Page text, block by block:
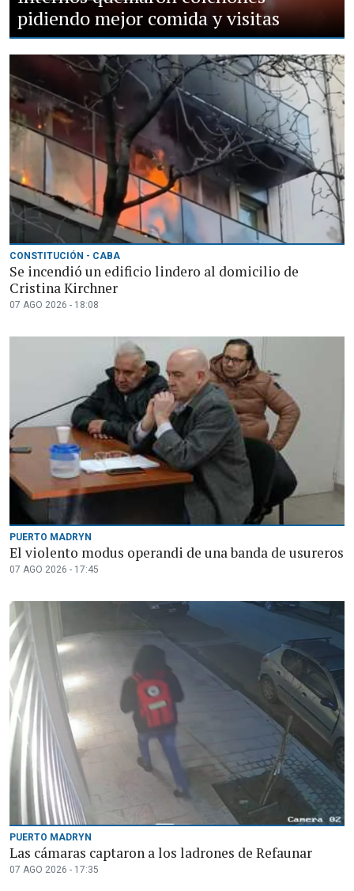
pidiendo mejor comida y visitas
CONSTITUCIÓN - CABA
Se incendió un edificio lindero al domicilio de
Cristina Kirchner
07 AGO 2026 - 18:08
PUERTO MADRYN
El violento modus operandi de una banda de usureros
07 AGO 2026 - 17:45
PUERTO MADRYN
Las cámaras captaron a los ladrones de Refaunar
07 AGO 2026 - 17:35